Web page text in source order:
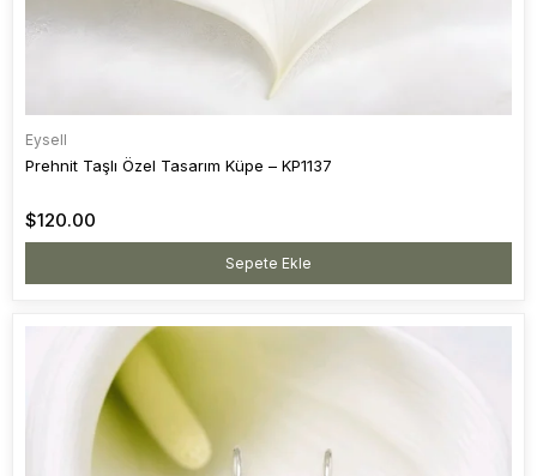
Eysell
Prehnit Taşlı Özel Tasarım Küpe – KP1137
$120.00
Sepete Ekle